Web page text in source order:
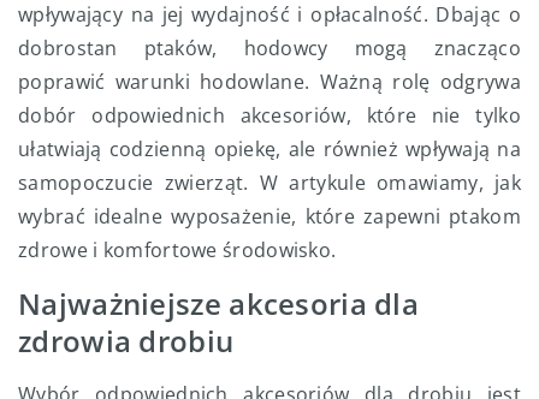
wpływający na jej wydajność i opłacalność. Dbając o
dobrostan ptaków, hodowcy mogą znacząco
poprawić warunki hodowlane. Ważną rolę odgrywa
dobór odpowiednich akcesoriów, które nie tylko
ułatwiają codzienną opiekę, ale również wpływają na
samopoczucie zwierząt. W artykule omawiamy, jak
wybrać idealne wyposażenie, które zapewni ptakom
zdrowe i komfortowe środowisko.
Najważniejsze akcesoria dla
zdrowia drobiu